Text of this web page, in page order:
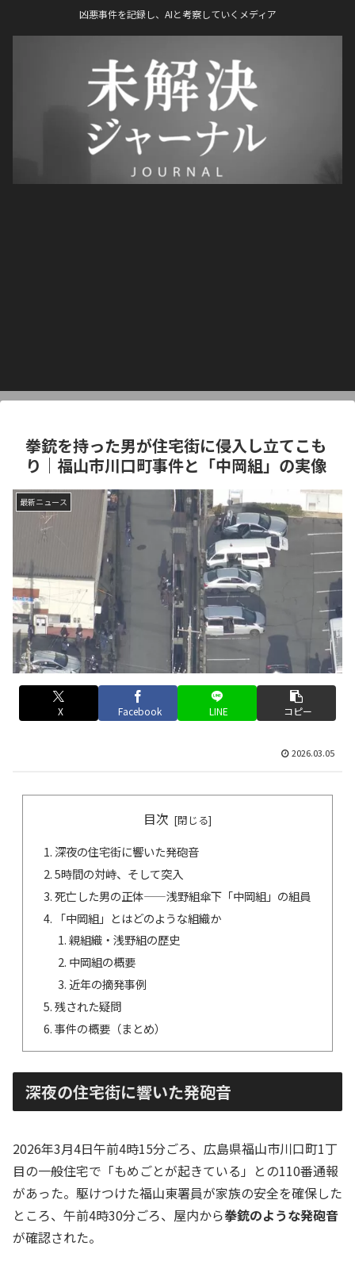
凶悪事件を記録し、AIと考察していくメディア
拳銃を持った男が住宅街に侵入し立てこも
り｜福山市川口町事件と「中岡組」の実像
最新ニュース
X Facebook LINE コピー
2026.03.05
目次
深夜の住宅街に響いた発砲音
5時間の対峙、そして突入
死亡した男の正体——浅野組傘下「中岡組」の組員
「中岡組」とはどのような組織か
親組織・浅野組の歴史
中岡組の概要
近年の摘発事例
残された疑問
事件の概要（まとめ）
深夜の住宅街に響いた発砲音
2026年3月4日午前4時15分ごろ、広島県福山市川口町1丁
目の一般住宅で「もめごとが起きている」との110番通報
があった。駆けつけた福山東署員が家族の安全を確保した
ところ、午前4時30分ごろ、屋内から拳銃のような発砲音
が確認された。